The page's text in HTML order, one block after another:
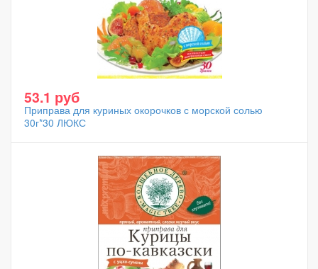
53.1 руб
Приправа для куриных окорочков с морской солью
30г*30 ЛЮКС